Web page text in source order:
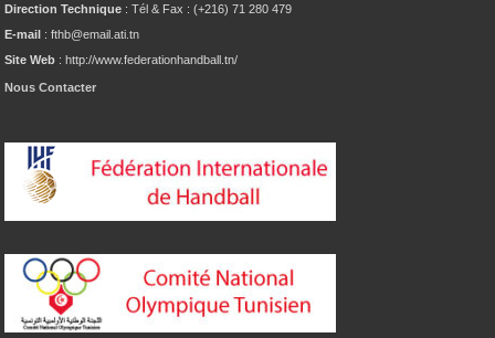
Direction Technique : Tél & Fax : (+216) 71 280 479
E-mail : fthb@email.ati.tn
Site Web : http://www.federationhandball.tn/
Nous Contacter